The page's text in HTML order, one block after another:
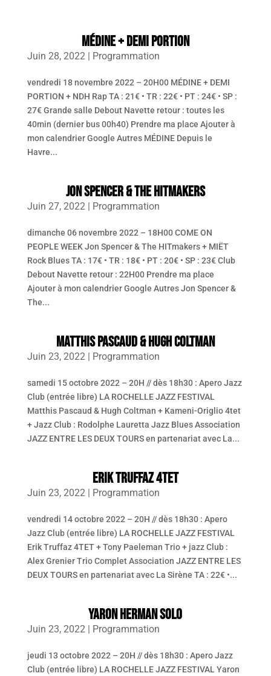
MÉDINE + DEMI PORTION
Juin 28, 2022| Programmation
vendredi 18 novembre 2022 – 20H00 MÉDINE + DEMI
PORTION + NDH Rap TA : 21€ • TR : 22€ • PT : 24€ • SP :
27€ Grande salle Debout Navette retour : toutes les
40min (dernier bus 00h40) Prendre ma place Ajouter à
mon calendrier Google Autres MÉDINE Depuis le
Havre...
JON SPENCER & THE HITMAKERS
Juin 27, 2022| Programmation
dimanche 06 novembre 2022 – 18H00 COME ON
PEOPLE WEEK Jon Spencer & The HITmakers + MIËT
Rock Blues TA : 17€ • TR : 18€ • PT : 20€ • SP : 23€ Club
Debout Navette retour : 22H00 Prendre ma place
Ajouter à mon calendrier Google Autres Jon Spencer &
The...
MATTHIS PASCAUD & HUGH COLTMAN
Juin 23, 2022| Programmation
samedi 15 octobre 2022 – 20H // dès 18h30 : Apero Jazz
Club (entrée libre) LA ROCHELLE JAZZ FESTIVAL
Matthis Pascaud & Hugh Coltman + Kameni-Origlio 4tet
+ Jazz Club : Rodolphe Lauretta Jazz Blues Association
JAZZ ENTRE LES DEUX TOURS en partenariat avec La...
ERIK TRUFFAZ 4TET
Juin 23, 2022| Programmation
vendredi 14 octobre 2022 – 20H // dès 18h30 : Apero
Jazz Club (entrée libre) LA ROCHELLE JAZZ FESTIVAL
Erik Truffaz 4TET + Tony Paeleman Trio + jazz Club :
Alex Grenier Trio Complet Association JAZZ ENTRE LES
DEUX TOURS en partenariat avec La Sirène TA : 22€ •...
YARON HERMAN SOLO
Juin 23, 2022| Programmation
jeudi 13 octobre 2022 – 20H // dès 18h30 : Apero Jazz
Club (entrée libre) LA ROCHELLE JAZZ FESTIVAL Yaron